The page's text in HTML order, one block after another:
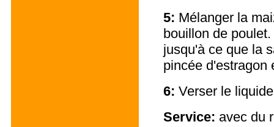
5: Mélanger la
bouillon de
jusqu'à ce que la
pincée d'estragon
6: Verser le
Service: avec du